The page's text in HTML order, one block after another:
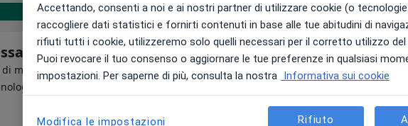
Chiara Maida
di medicina generale,
Altro
Oggi
8 Ago
Domani
9 Ago
Lun,
10 Ago 11 Ago
Non ci sono agende disponibili!
Accettando, consenti a noi e ai nostri partner di utilizzare cookie (o
raccogliere dati statistici e fornirti contenuti in base alle tue abitudini di
rifiuti tutti i cookie, utilizzeremo solo quelli necessari per il corretto utilizzo
Puoi revocare il tuo consenso o aggiornare le tue preferenze in qualsiasi
impostazioni. Per saperne di più, consulta la nostra Informativa sui cookie
Modifica le impostazioni Rifiuto